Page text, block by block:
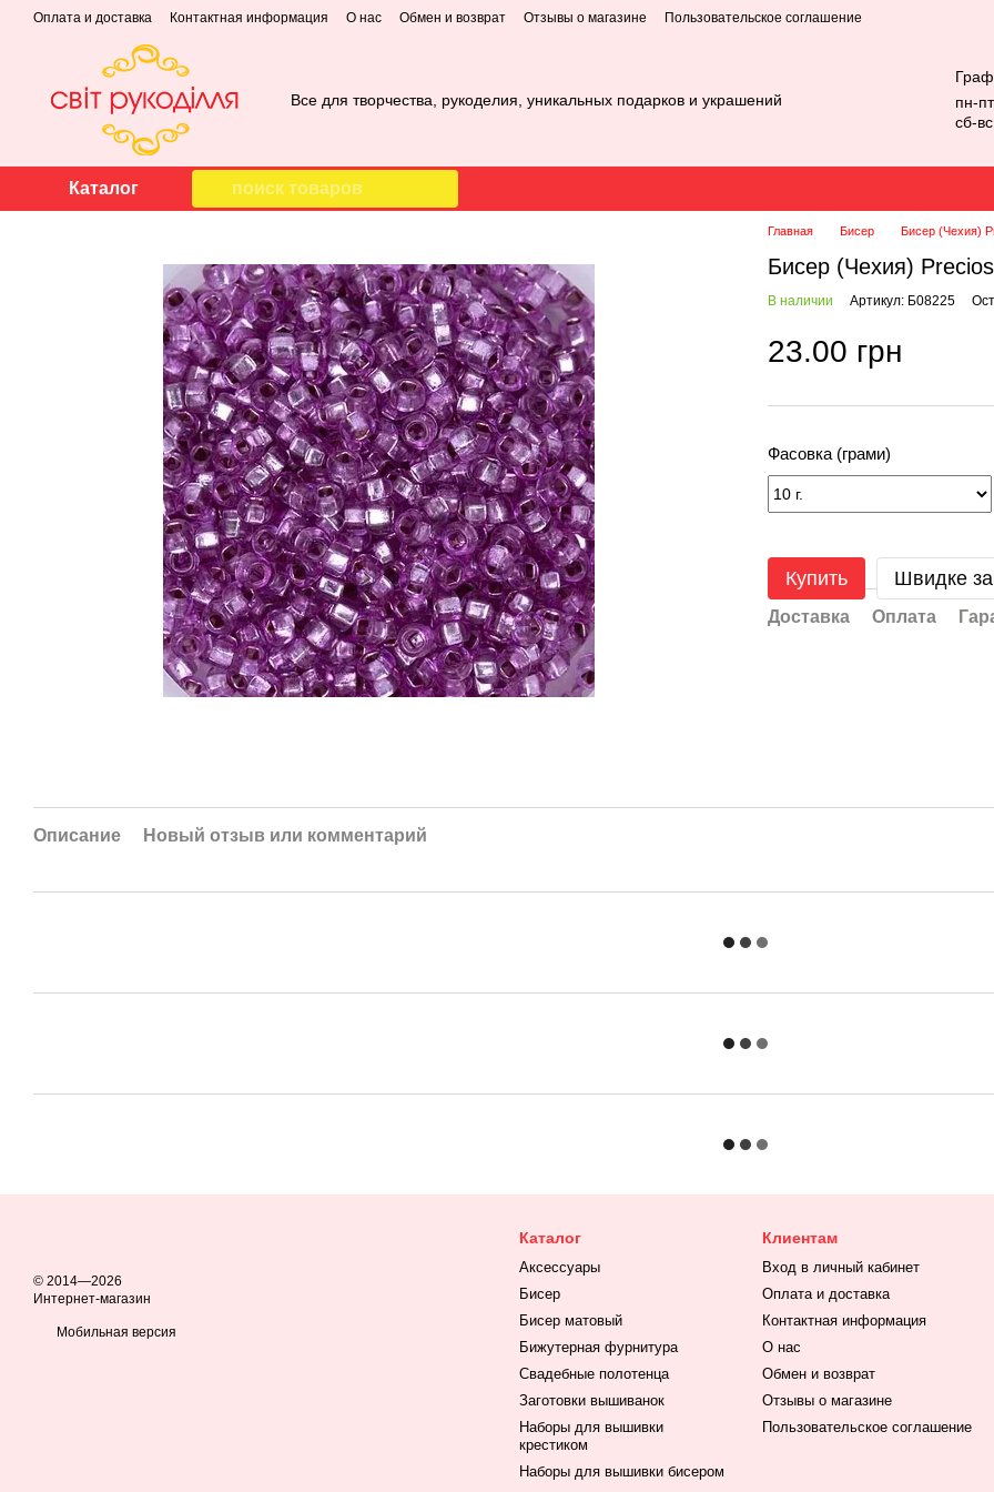
Перейти к основному контенту
Оплата и доставка Контактная информация О нас Обмен и возврат Отзывы о магазине Пользовательское соглашение
Все для творчества, рукоделия, уникальных подарков и украшений
пн-
сб-
Каталог
Главная Бисер Бисер (Чехия)
Бисер (Чехия)
В наличии Артикул: Б08225
23.00 грн
Фасовка (грами)
Купить Швидке
Доставка Оплата
Описание Новый отзыв или комментарий
© 2014—2026
Интернет-магазин
Мобильная версия
Каталог
Аксессуары
Бисер
Бисер матовый
Бижутерная фурнитура
Свадебные полотенца
Заготовки вышиванок
Наборы для вышивки
крестиком
Наборы для вышивки бисером
Клиентам
Вход в личный кабинет
Оплата и доставка
Контактная информация
О нас
Обмен и возврат
Отзывы о магазине
Пользовательское соглашение